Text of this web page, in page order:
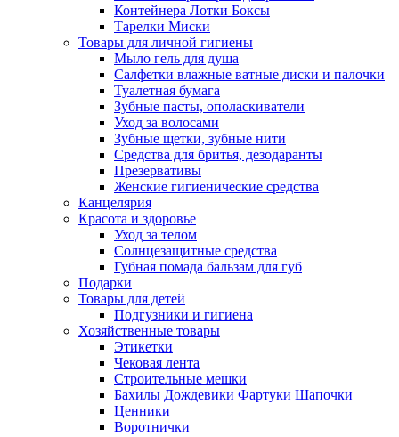
Контейнера Лотки Боксы
Тарелки Миски
Товары для личной гигиены
Мыло гель для душа
Салфетки влажные ватные диски и палочки
Туалетная бумага
Зубные пасты, ополаскиватели
Уход за волосами
Зубные щетки, зубные нити
Средства для бритья, дезодаранты
Презервативы
Женские гигиенические средства
Канцелярия
Красота и здоровье
Уход за телом
Солнцезащитные средства
Губная помада бальзам для губ
Подарки
Товары для детей
Подгузники и гигиена
Хозяйственные товары
Этикетки
Чековая лента
Строительные мешки
Бахилы Дождевики Фартуки Шапочки
Ценники
Воротнички